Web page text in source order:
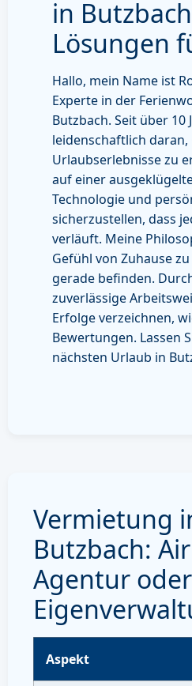
in
Lösungen
Hallo, mein Name ist
Experte in der
Butzbach. Seit über 10
leidenschaftlich
Urlaubserlebnisse zu
auf einer
Technologie und
sicherzustellen, dass
verläuft. Meine
Gefühl von Zuhause
gerade befinden.
zuverlässige
Erfolge verzeichnen,
Bewertungen. Lassen
nächsten Urlaub in
Vermietung
Butzbach:
Agentur oder
Aspekt